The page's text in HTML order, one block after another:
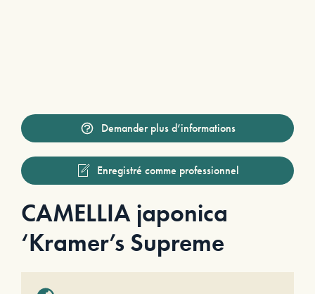
Demander plus d’informations
Enregistré comme professionnel
CAMELLIA japonica
‘Kramer’s Supreme